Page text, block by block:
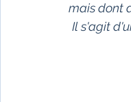
Littératuremais dont
Il s'agit